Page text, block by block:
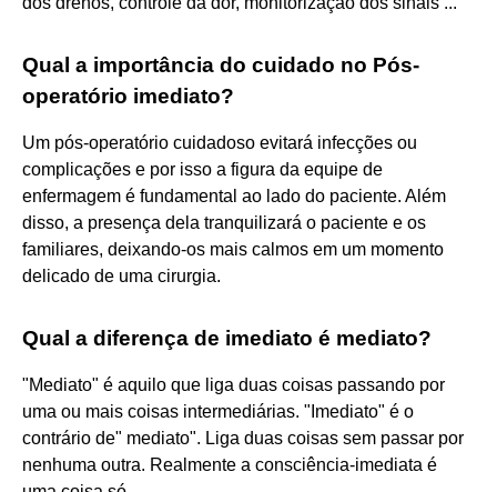
Qual a importância do cuidado no Pós-
operatório imediato?
Um pós-operatório cuidadoso evitará infecções ou
complicações e por isso a figura da equipe de
enfermagem é fundamental ao lado do paciente. Além
disso, a presença dela tranquilizará o paciente e os
familiares, deixando-os mais calmos em um momento
delicado de uma cirurgia.
Qual a diferença de imediato é mediato?
"Mediato" é aquilo que liga duas coisas passando por
uma ou mais coisas intermediárias. "Imediato" é o
contrário de" mediato". Liga duas coisas sem passar por
nenhuma outra. Realmente a consciência-imediata é